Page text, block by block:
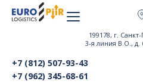
199178, г.
3-я линия В.О., д.
+7 (812) 507-93-43
+7 (962) 345-68-61